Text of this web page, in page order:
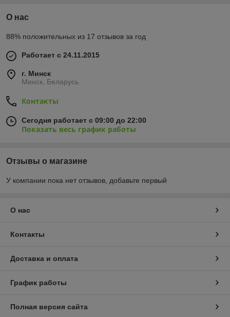
О нас
88% положительных из 17 отзывов за год
Работает с 24.11.2015
г. Минск
Минск, Беларусь
Контакты
Сегодня работает с 09:00 до 22:00
Показать весь график работы
Отзывы о магазине
У компании пока нет отзывов, добавьте первый
О нас
Контакты
Доставка и оплата
График работы
Полная версия сайта